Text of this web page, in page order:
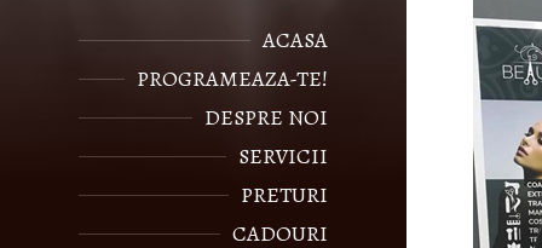
ACASA
PROGRAMEAZA-TE!
DESPRE NOI
SERVICII
PRETURI
CADOURI